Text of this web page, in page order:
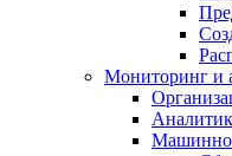
Мониторинг и